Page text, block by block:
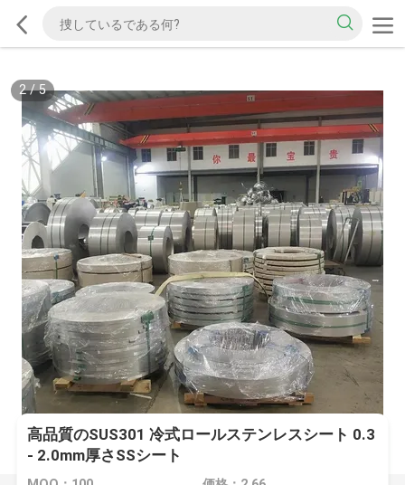
3/5
高品質のSUS301 冷式ロールステンレスシート 0.3
- 2.0mm厚さSSシート